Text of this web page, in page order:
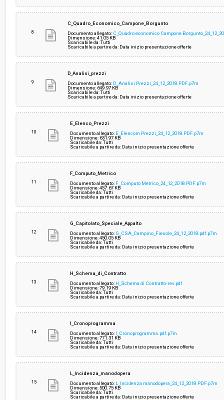
8
C_Quadro_Economico_Campone_Borgunto
Documento allegato: C_Quadro economico Campone
Dimensione: 41.05 KB
Scaricabile da: Tutti
Scaricabile a partire da: Data inizio presentazione offerte
9
D_Analisi_prezzi
Documento allegato: D_Analisi Prezzi_24_12_2018.PDF.p7m
Dimensione: 649.97 KB
Scaricabile da: Tutti
Scaricabile a partire da: Data inizio presentazione offerte
10
E_Elenco_Prezzi
Documento allegato: E_Elencom Prezzi_24_12_2018.PDF.p7m
Dimensione: 631.97 KB
Scaricabile da: Tutti
Scaricabile a partire da: Data inizio presentazione offerte
11
F_Computo_Metrico
Documento allegato: F_Computo Metrico_24_12_2018.PDF.p7m
Dimensione: 457.67 KB
Scaricabile da: Tutti
Scaricabile a partire da: Data inizio presentazione offerte
12
G_Capitolato_Speciale_Appalto
Documento allegato: G_CSA_Campino_Fiesole_24_12_2018.pdf.p7m
Dimensione: 450.05 KB
Scaricabile da: Tutti
Scaricabile a partire da: Data inizio presentazione offerte
13
H_Schema_di_Contratto
Documento allegato: H_Schema di Contratto-rev.pdf
Dimensione: 79.19 KB
Scaricabile da: Tutti
Scaricabile a partire da: Data inizio presentazione offerte
14
I_Cronoprogramma
Documento allegato: I_Cronoprogramma.pdf.p7m
Dimensione: 771.31 KB
Scaricabile da: Tutti
Scaricabile a partire da: Data inizio presentazione offerte
15
L_Incidenza_manodopera
Documento allegato: L_Incidenza manodopera_24_12_2018.PDF.p7m
Dimensione: 500.75 KB
Scaricabile da: Tutti
Scaricabile a partire da: Data inizio presentazione offerte